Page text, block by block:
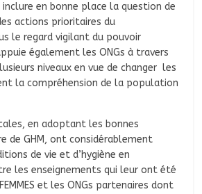
en bonne place la question de
actions prioritaires du
le regard vigilant du pouvoir
également les ONGs à travers
niveaux en vue de changer les
la compréhension de la population
en adoptant les bonnes
de GHM, ont considérablement
de vie et d’hygiène en
les enseignements qui leur ont été
et les ONGs partenaires dont